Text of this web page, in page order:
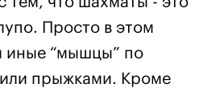
Просто в этом
иные “мышцы” по
прыжками. Кроме